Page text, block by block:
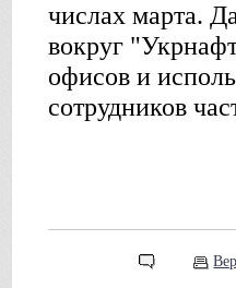
числах марта.
вокруг
офисов и
сотрудников